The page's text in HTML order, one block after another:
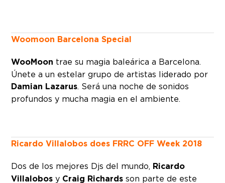
Woomoon Barcelona Special
WooMoon trae su magia baleárica a Barcelona.
Únete a un estelar grupo de artistas liderado por
Damian Lazarus. Será una noche de sonidos
profundos y mucha magia en el ambiente.
Ricardo Villalobos does FRRC OFF Week 2018
Dos de los mejores Djs del mundo, Ricardo
Villalobos y Craig Richards son parte de este